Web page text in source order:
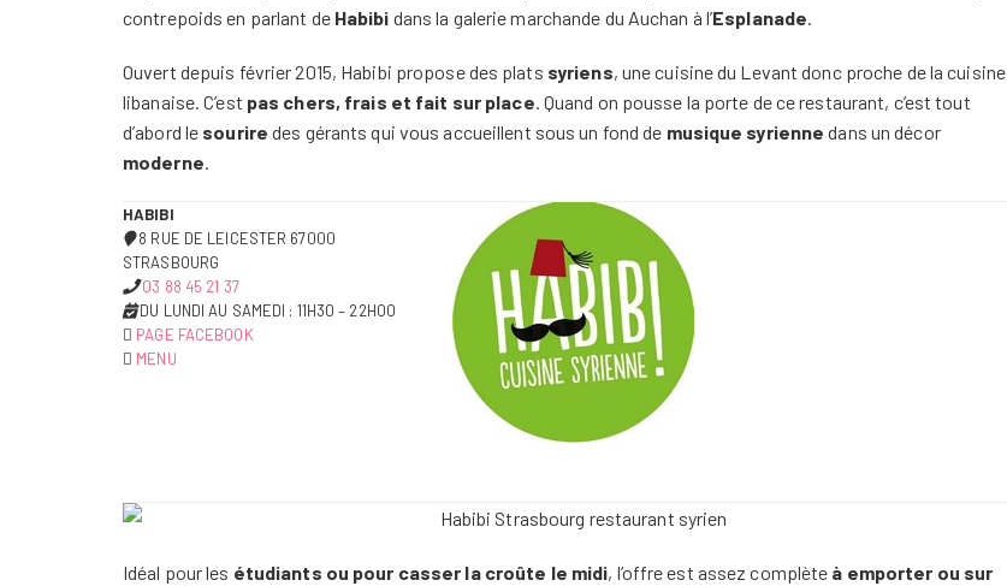
contrepoids en parlant de Habibi dans la galerie marchande du Auchan à l’Esplanade
Ouvert depuis février 2015, Habibi propose des plats syriens, une cuisine du Levant donc proche de la cuisine
libanaise. C’est pas chers, frais et fait sur place . Quand on pousse la porte de ce restaurant, c’est tout
d’abord le sourire des gérants qui vous accueillent sous un fond de musique syrienne dans un décor
moderne
HABIBI
8 RUE DE LEICESTER 67000
STRASBOURG
03 88 45 21 37
DU LUNDI AU SAMEDI : 11H30 – 22H00
PAGE FACEBOOK
MENU
Idéal pour les étudiants ou pour casser la croûte le midi, l’offre est assez complète à emporter ou sur